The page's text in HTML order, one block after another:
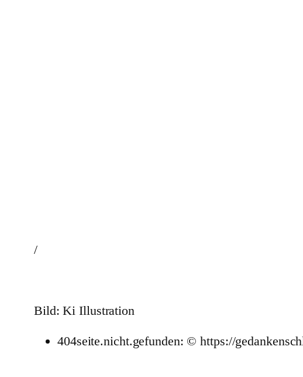
/
Bild: Ki Illustration
404seite.nicht.gefunden: © https://